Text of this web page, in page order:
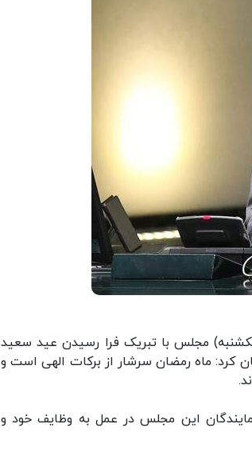
مجلس با تبریک فرا رسیدن عید سعید
کرد: ماه رمضان سرشار از برکات الهی است و
این مجلس در عمل به وظایف خود و